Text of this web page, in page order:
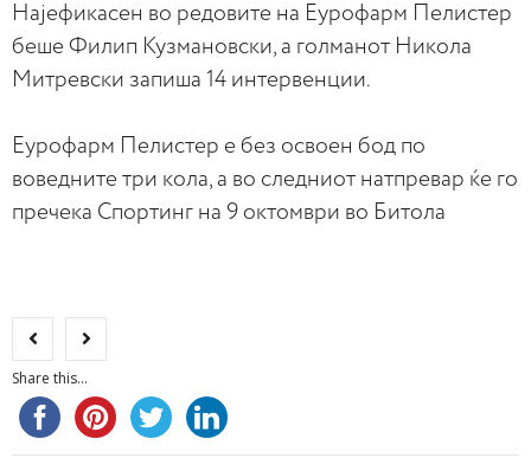
Најефикасен во редовите на Еурофарм Пелистер
беше Филип Кузмановски, а голманот Никола
Митревски запиша 14 интервенции.
Еурофарм Пелистер е без освоен бод по
воведните три кола, а во следниот натпревар ќе го
пречека Спортинг на 9 октомври во Битола
Share this...